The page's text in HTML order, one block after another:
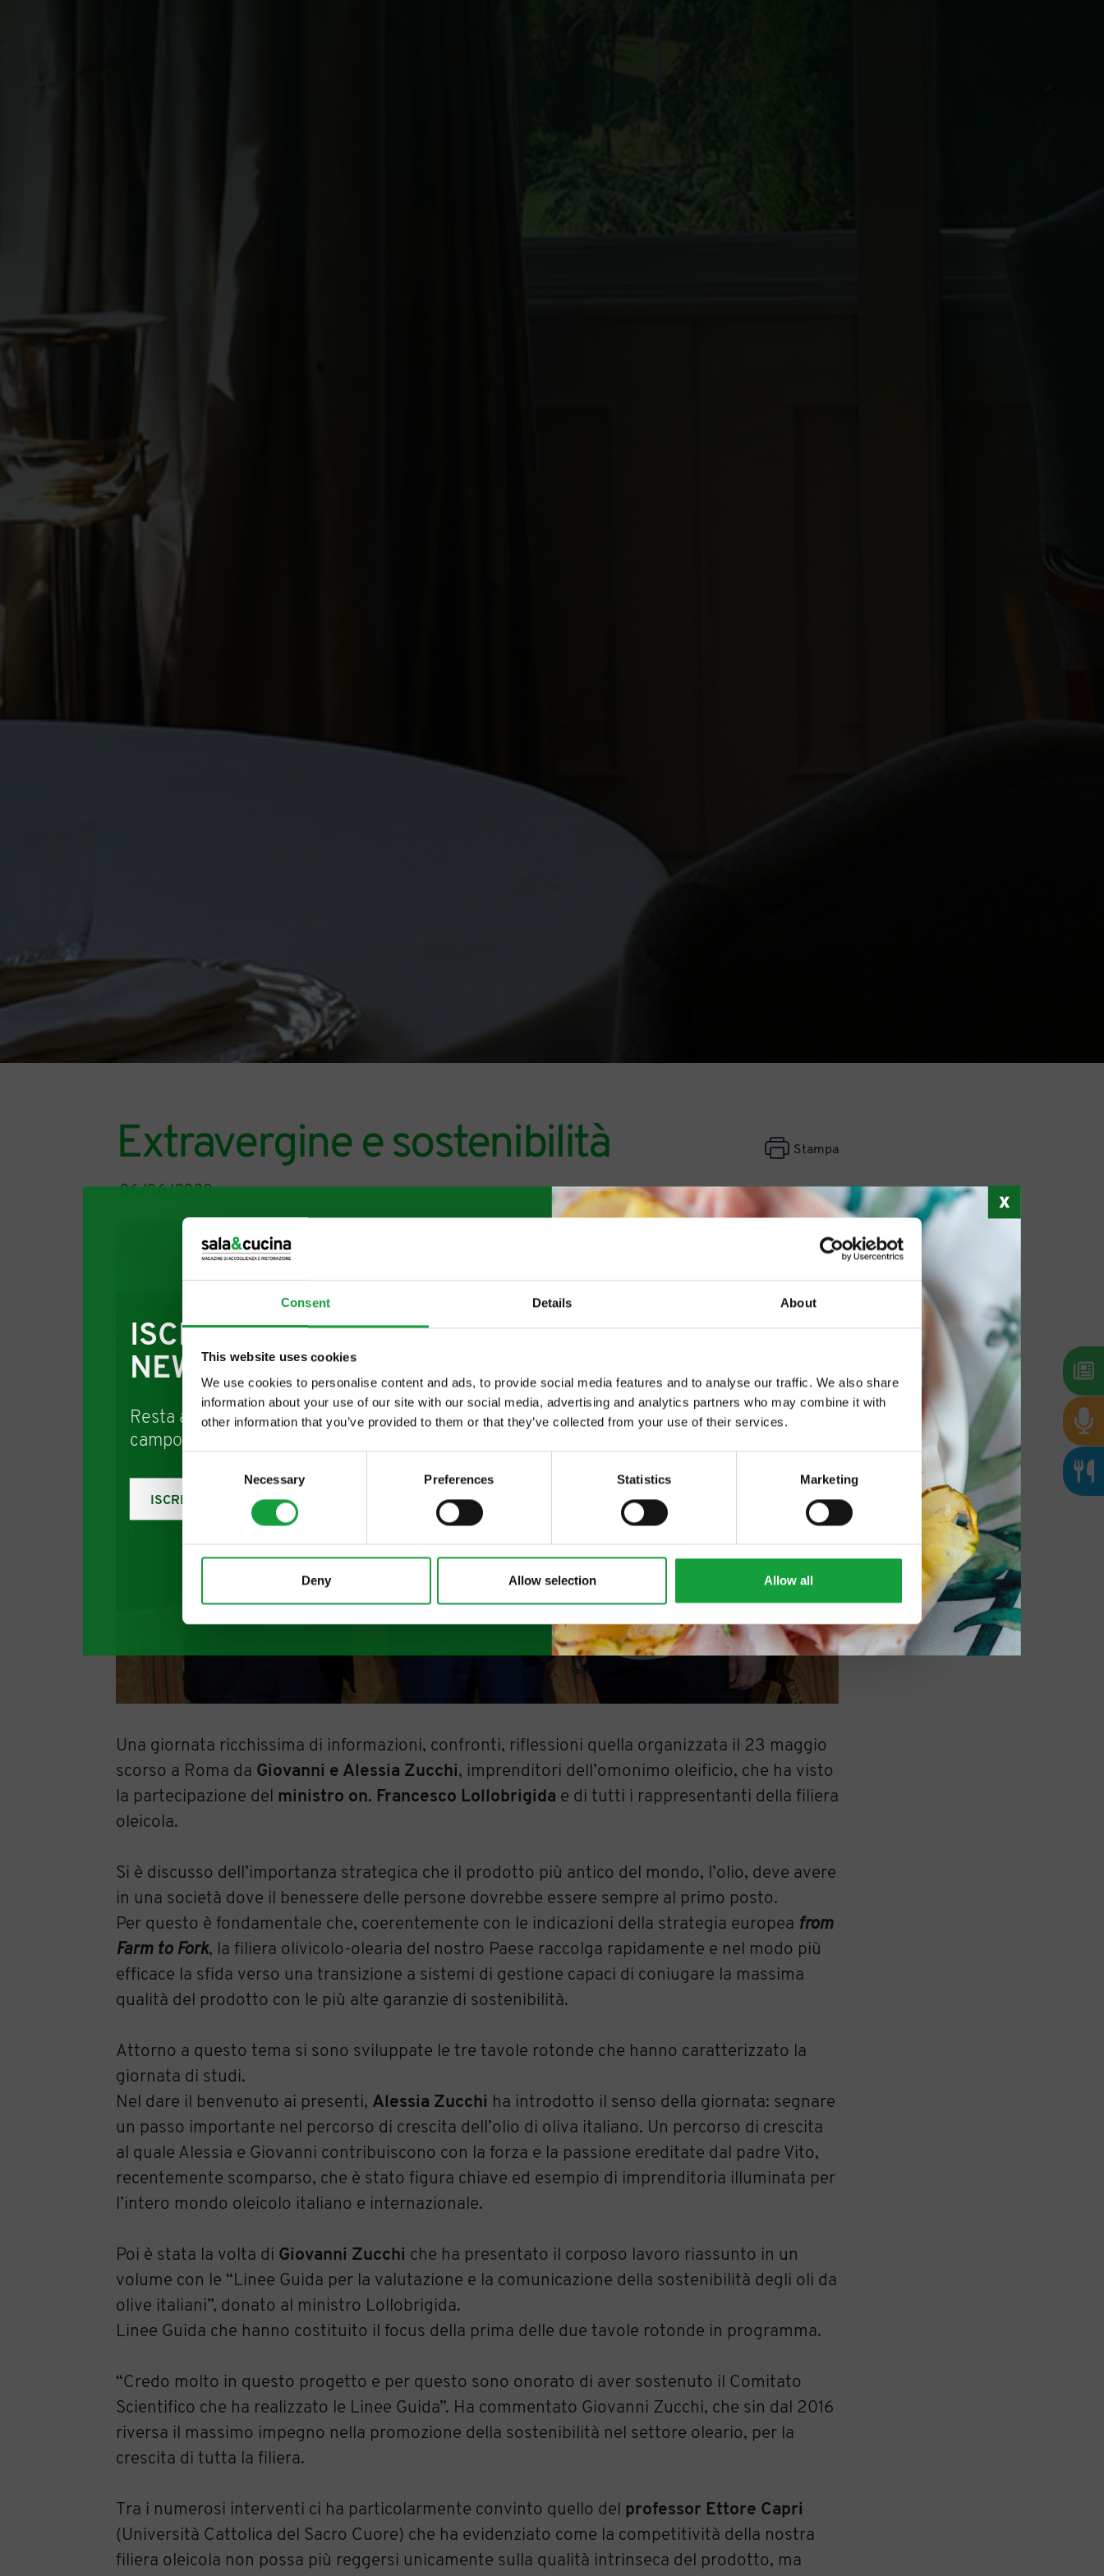
Consent Details About
This website uses cookies
We use cookies to personalise content and ads, to provide social media features and to analyse our traffic. We also share
information about your use of our site with our social media, advertising and analytics partners who may combine it with
other information that you’ve provided to them or that they’ve collected from your use of their services.
Selection
Necessary Preferences Statistics Marketing
Deny Allow selection Allow all
Extravergine e sostenibilità Stampa
06/06/2023
Una giornata ricchissima di informazioni, confronti, riflessioni quella organizzata il 23 maggio
scorso a Roma da Giovanni e Alessia Zucchi, imprenditori dell’omonimo oleificio, che ha visto
la partecipazione del ministro on. Francesco Lollobrigida e di tutti i rappresentanti della filiera
oleicola.
Si è discusso dell’importanza strategica che il prodotto più antico del mondo, l’olio, deve avere
in una società dove il benessere delle persone dovrebbe essere sempre al primo posto.
Per questo è fondamentale che, coerentemente con le indicazioni della strategia europea from
Farm to Fork, la filiera olivicolo-olearia del nostro Paese raccolga rapidamente e nel modo più
efficace la sfida verso una transizione a sistemi di gestione capaci di coniugare la massima
qualità del prodotto con le più alte garanzie di sostenibilità.
Attorno a questo tema si sono sviluppate le tre tavole rotonde che hanno caratterizzato la
giornata di studi.
Nel dare il benvenuto ai presenti, Alessia Zucchi ha introdotto il senso della giornata: segnare
un passo importante nel percorso di crescita dell’olio di oliva italiano. Un percorso di crescita
al quale Alessia e Giovanni contribuiscono con la forza e la passione ereditate dal padre Vito,
recentemente scomparso, che è stato figura chiave ed esempio di imprenditoria illuminata per
l’intero mondo oleicolo italiano e internazionale.
Poi è stata la volta di Giovanni Zucchi che ha presentato il corposo lavoro riassunto in un
volume con le “Linee Guida per la valutazione e la comunicazione della sostenibilità degli oli da
olive italiani”, donato al ministro Lollobrigida.
Linee Guida che hanno costituito il focus della prima delle due tavole rotonde in programma.
“Credo molto in questo progetto e per questo sono onorato di aver sostenuto il Comitato
Scientifico che ha realizzato le Linee Guida”. Ha commentato Giovanni Zucchi, che sin dal 2016
riversa il massimo impegno nella promozione della sostenibilità nel settore oleario, per la
crescita di tutta la filiera.
Tra i numerosi interventi ci ha particolarmente convinto quello del professor Ettore Capri
(Università Cattolica del Sacro Cuore) che ha evidenziato come la competitività della nostra
filiera oleicola non possa più reggersi unicamente sulla qualità intrinseca del prodotto, ma
ISCRIVITI ALLA
NEWSLETTER
Resta aggiornato su tutte le ultime novita nel
campo della ristorazione e del food.
ISCRIVITI